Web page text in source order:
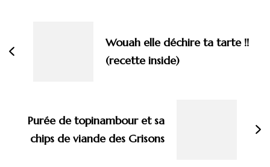
Wouah elle déchire ta tarte !!
(recette inside)
Purée de topinambour et sa
chips de viande des Grisons